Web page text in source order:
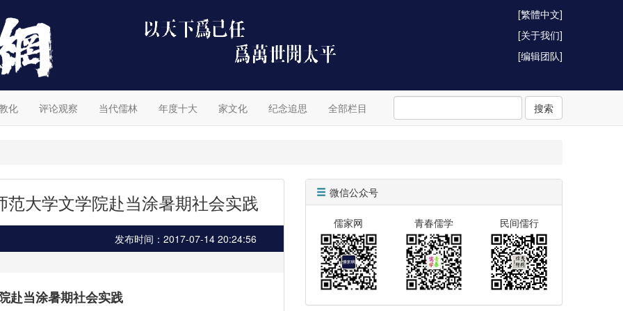
[繁體中文]
[关于我们]
[编辑团队]
化 评论观察 当代儒林 年度十大 家文化 纪念追思 全部栏目 搜索
大学文学院赴当涂暑期社会实践
发布时间：2017-07-14 20:24:56
赴当涂暑期社会实践
微信公众号
儒家网 青春儒学 民间儒行